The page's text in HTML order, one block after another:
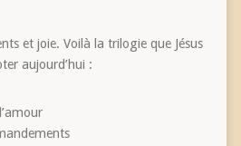
et joie. Voilà la trilogie que Jésus
aujourd’hui :